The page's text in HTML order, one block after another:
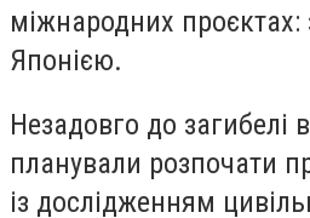
міжнародних проєктах:
Японією.
Незадовго до загибелі
планували розпочати
із дослідженням